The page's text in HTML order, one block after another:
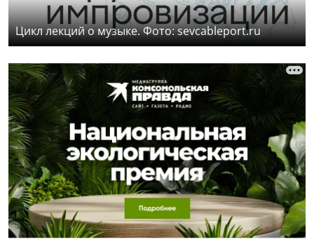
Цикл лекций о музыке. Фото: sevcableport.ru